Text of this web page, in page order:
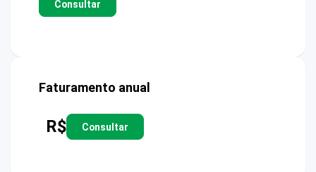
Consultar
Faturamento anual
R$ Consultar